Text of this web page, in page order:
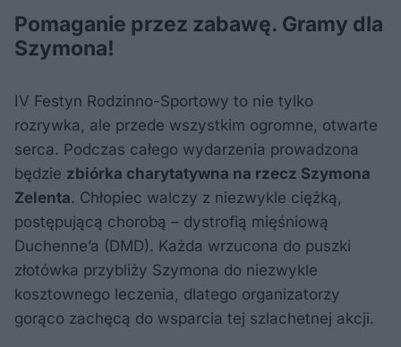
Pomaganie przez zabawę. Gramy dla
Szymona!
IV Festyn Rodzinno-Sportowy to nie tylko
rozrywka, ale przede wszystkim ogromne, otwarte
serca. Podczas całego wydarzenia prowadzona
będzie zbiórka charytatywna na rzecz Szymona
Zelenta. Chłopiec walczy z niezwykle ciężką,
postępującą chorobą – dystrofią mięśniową
Duchenne’a (DMD). Każda wrzucona do puszki
złotówka przybliży Szymona do niezwykle
kosztownego leczenia, dlatego organizatorzy
gorąco zachęcą do wsparcia tej szlachetnej akcji.